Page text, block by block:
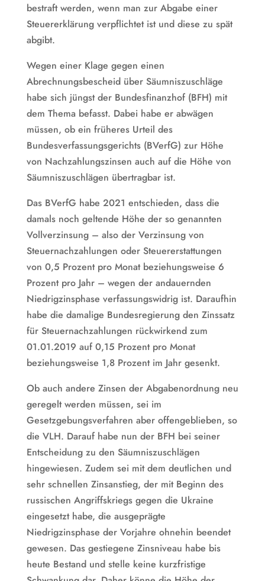
bestraft werden, wenn man zur Abgabe einer
Steuererklärung verpflichtet ist und diese zu spät
abgibt.
Wegen einer Klage gegen einen
Abrechnungsbescheid über Säumniszuschläge
habe sich jüngst der Bundesfinanzhof (BFH) mit
dem Thema befasst. Dabei habe er abwägen
müssen, ob ein früheres Urteil des
Bundesverfassungsgerichts (BVerfG) zur Höhe
von Nachzahlungszinsen auch auf die Höhe von
Säumniszuschlägen übertragbar ist.
Das BVerfG habe 2021 entschieden, dass die
damals noch geltende Höhe der so genannten
Vollverzinsung – also der Verzinsung von
Steuernachzahlungen oder Steuererstattungen
von 0,5 Prozent pro Monat beziehungsweise 6
Prozent pro Jahr – wegen der andauernden
Niedrigzinsphase verfassungswidrig ist. Daraufhin
habe die damalige Bundesregierung den Zinssatz
für Steuernachzahlungen rückwirkend zum
01.01.2019 auf 0,15 Prozent pro Monat
beziehungsweise 1,8 Prozent im Jahr gesenkt.
Ob auch andere Zinsen der Abgabenordnung neu
geregelt werden müssen, sei im
Gesetzgebungsverfahren aber offengeblieben, so
die VLH. Darauf habe nun der BFH bei seiner
Entscheidung zu den Säumniszuschlägen
hingewiesen. Zudem sei mit dem deutlichen und
sehr schnellen Zinsanstieg, der mit Beginn des
russischen Angriffskriegs gegen die Ukraine
eingesetzt habe, die ausgeprägte
Niedrigzinsphase der Vorjahre ohnehin beendet
gewesen. Das gestiegene Zinsniveau habe bis
heute Bestand und stelle keine kurzfristige